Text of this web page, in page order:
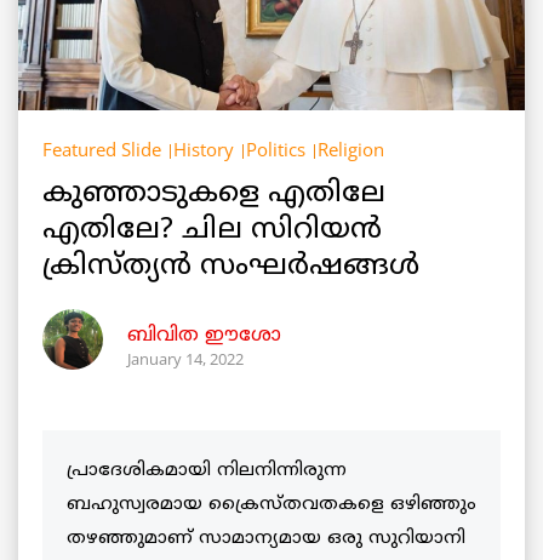
Featured Slide History Politics Religion
കുഞ്ഞാടുകളെ എതിലേ
എതിലേ? ചില സിറിയൻ
ക്രിസ്ത്യൻ സംഘർഷങ്ങൾ
ബിവിത ഈശോ
January 14, 2022
പ്രാദേശികമായി നിലനിന്നിരുന്ന
ബഹുസ്വരമായ ക്രൈസ്തവതകളെ ഒഴിഞ്ഞും
തഴഞ്ഞുമാണ് സാമാന്യമായ ഒരു സുറിയാനി